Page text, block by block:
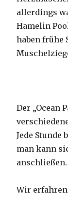
allerdings
Hamelin
haben frühe
Der „Ocean
Jede Stunde
man kann
anschließen.
Wir